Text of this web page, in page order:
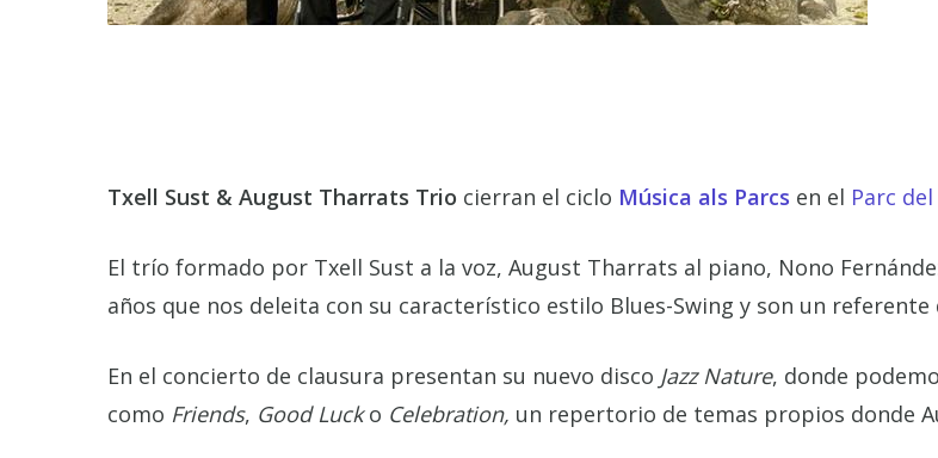
Txell Sust & August Tharrats Trio cierran el ciclo Música als Parcs en el Parc
El trío formado por Txell Sust a la voz, August Tharrats al piano, Nono
años que nos deleita con su característico estilo Blues-Swing y son un referente
En el concierto de clausura presentan su nuevo disco Jazz Nature, donde
como Friends, Good Lucko Celebration, un repertorio de temas propios donde